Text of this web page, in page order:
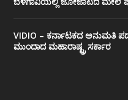
VIDIO – ಕರ್ನಾಟಕದ ಅನುಮತಿ
ಮುಂದಾದ ಮಹಾರಾಷ್ಟ್ರ ಸರ್ಕಾರ